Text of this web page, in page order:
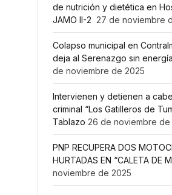
de nutrición y dietética en
JAMO II-2 27 de noviembre
Colapso municipal en
deja al Serenazgo sin
de noviembre de 2025
Intervienen y detienen a
criminal “Los Gatilleros de
Tablazo 26 de noviembre de
PNP RECUPERA DOS
HURTADAS EN “CALETA DE
noviembre de 2025